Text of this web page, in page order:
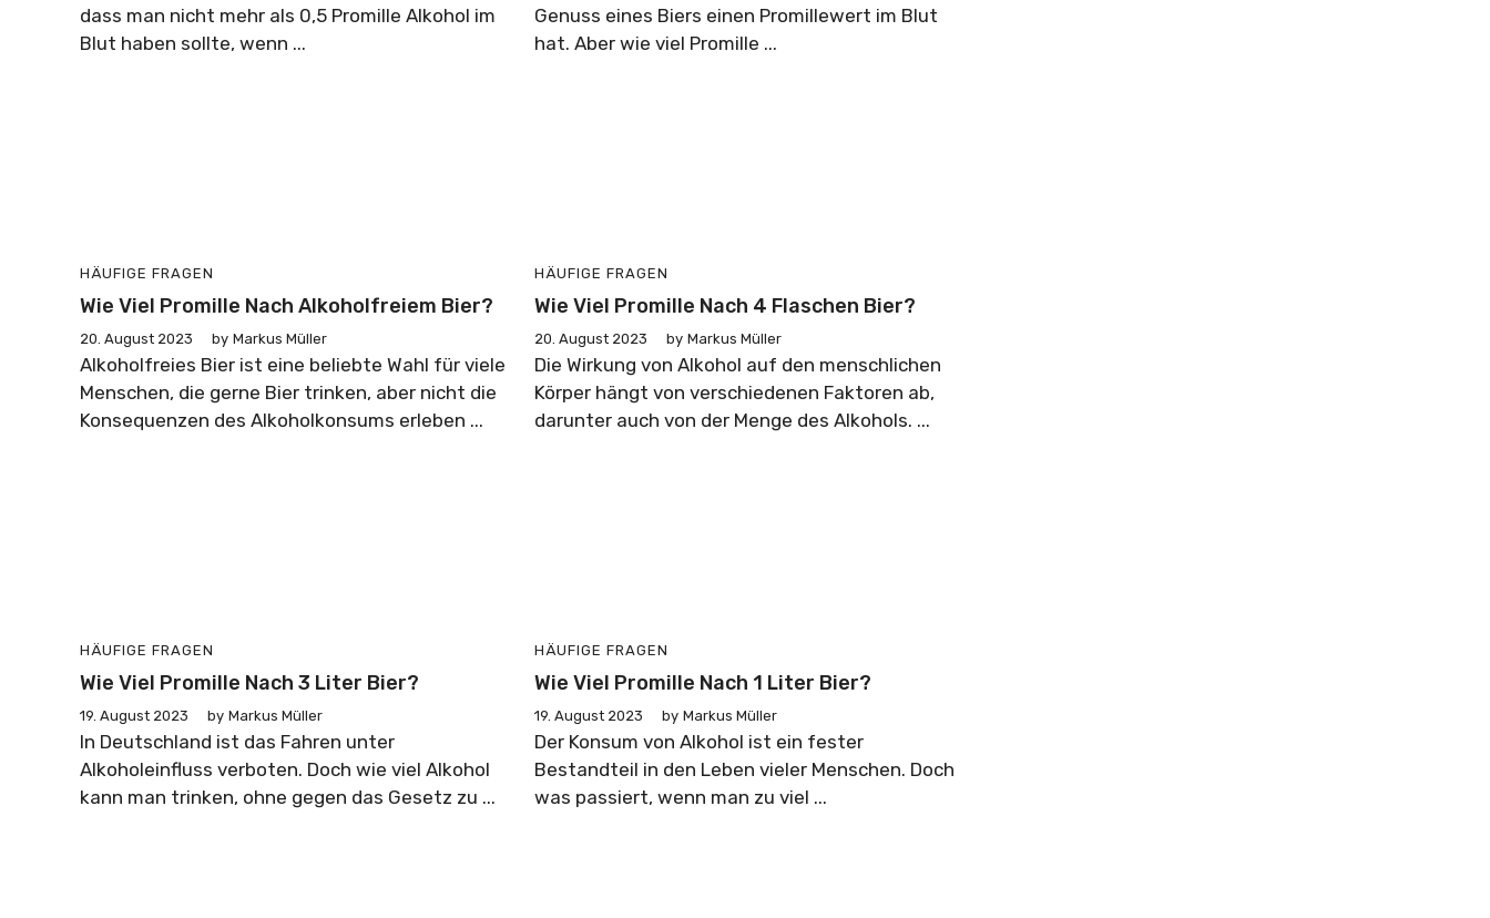
dass man nicht mehr als 0,5 Promille Alkohol im
Blut haben sollte, wenn ...
Genuss eines Biers einen Promillewert im Blut
hat. Aber wie viel Promille ...
HÄUFIGE FRAGEN
Wie Viel Promille Nach Alkoholfreiem Bier?
20. August 2023 by Markus Müller
Alkoholfreies Bier ist eine beliebte Wahl für viele
Menschen, die gerne Bier trinken, aber nicht die
Konsequenzen des Alkoholkonsums erleben ...
HÄUFIGE FRAGEN
Wie Viel Promille Nach 4 Flaschen Bier?
20. August 2023 by Markus Müller
Die Wirkung von Alkohol auf den menschlichen
Körper hängt von verschiedenen Faktoren ab,
darunter auch von der Menge des Alkohols. ...
HÄUFIGE FRAGEN
Wie Viel Promille Nach 3 Liter Bier?
19. August 2023 by Markus Müller
In Deutschland ist das Fahren unter
Alkoholeinfluss verboten. Doch wie viel Alkohol
kann man trinken, ohne gegen das Gesetz zu ...
HÄUFIGE FRAGEN
Wie Viel Promille Nach 1 Liter Bier?
19. August 2023 by Markus Müller
Der Konsum von Alkohol ist ein fester
Bestandteil in den Leben vieler Menschen. Doch
was passiert, wenn man zu viel ...